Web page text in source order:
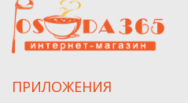
ПРИЛОЖЕНИЯ